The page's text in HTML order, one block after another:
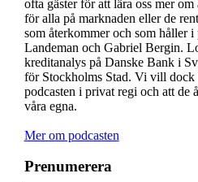
ofta gäster för att lära oss mer
för alla på marknaden eller de
som återkommer och som håller
Landeman och Gabriel Bergin.
kreditanalys på Danske Bank i
för Stockholms Stad. Vi vill dock
podcasten i privat regi och att de
våra egna.
Mer om podcasten
Prenumerera